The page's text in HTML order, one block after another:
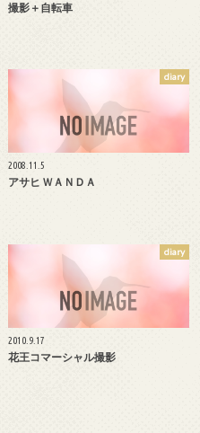
撮影＋自転車
diary
2008.11.5
アサヒ ＷＡＮＤＡ
diary
2010.9.17
花王コマーシャル撮影